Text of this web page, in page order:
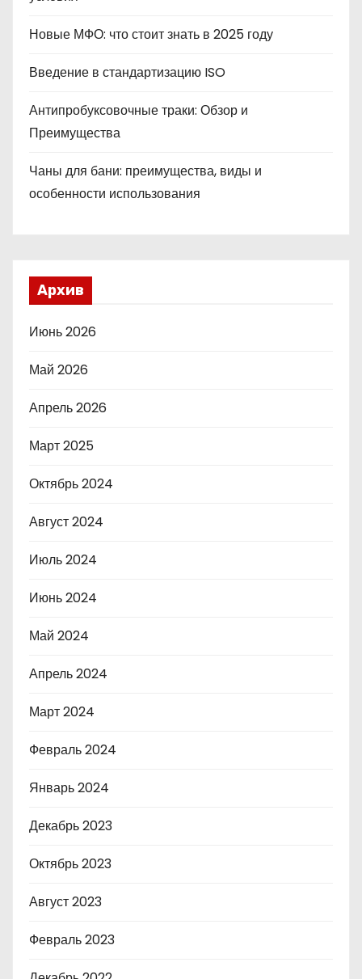
Новые МФО: что стоит знать в 2025 году
Введение в стандартизацию ISO
Антипробуксовочные траки: Обзор и
Преимущества
Чаны для бани: преимущества, виды и
особенности использования
Архив
Июнь 2026
Май 2026
Апрель 2026
Март 2025
Октябрь 2024
Август 2024
Июль 2024
Июнь 2024
Май 2024
Апрель 2024
Март 2024
Февраль 2024
Январь 2024
Декабрь 2023
Октябрь 2023
Август 2023
Февраль 2023